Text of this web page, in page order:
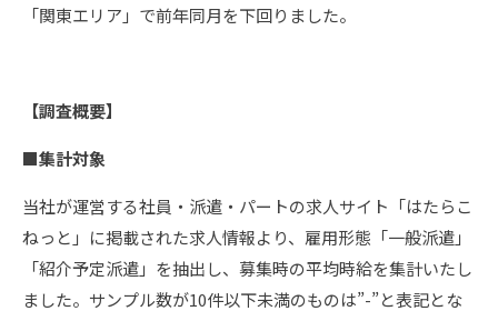
「関東エリア」で前年同月を下回りました。
【調査概要】
■集計対象
当社が運営する社員・派遣・パートの求人サイト「はたらこ
ねっと」に掲載された求人情報より、雇用形態「一般派遣」
「紹介予定派遣」を抽出し、募集時の平均時給を集計いたし
ました。サンプル数が10件以下未満のものは”-”と表記とな